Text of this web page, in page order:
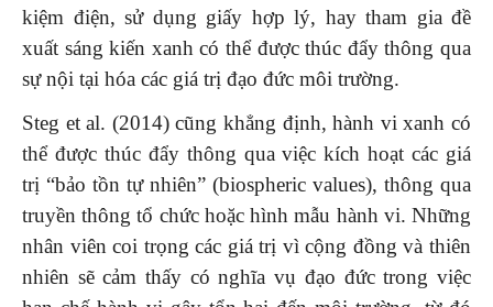
kiệm điện, sử dụng giấy hợp lý, hay tham gia đề
xuất sáng kiến xanh có thể được thúc đẩy thông qua
sự nội tại hóa các giá trị đạo đức môi trường.
Steg et al. (2014) cũng khẳng định, hành vi xanh có
thể được thúc đẩy thông qua việc kích hoạt các giá
trị “bảo tồn tự nhiên” (biospheric values), thông qua
truyền thông tổ chức hoặc hình mẫu hành vi. Những
nhân viên coi trọng các giá trị vì cộng đồng và thiên
nhiên sẽ cảm thấy có nghĩa vụ đạo đức trong việc